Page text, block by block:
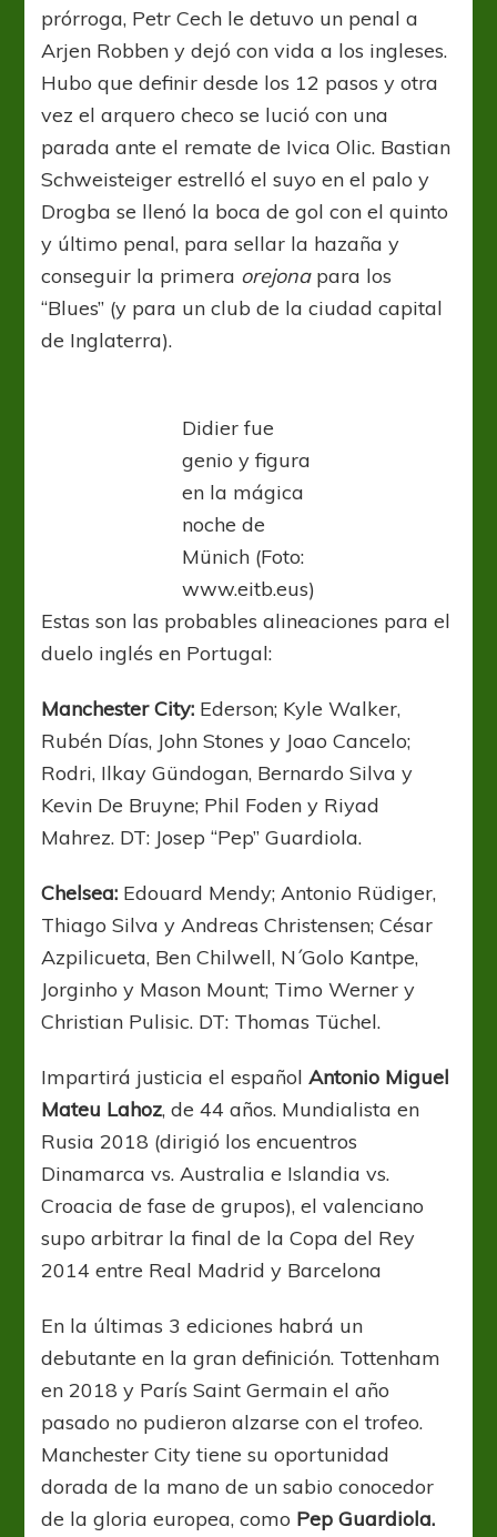
prórroga, Petr Cech le detuvo un penal a
Arjen Robben y dejó con vida a los ingleses.
Hubo que definir desde los 12 pasos y otra
vez el arquero checo se lució con una
parada ante el remate de Ivica Olic. Bastian
Schweisteiger estrelló el suyo en el palo y
Drogba se llenó la boca de gol con el quinto
y último penal, para sellar la hazaña y
conseguir la primera orejonapara los
“Blues” (y para un club de la ciudad capital
de Inglaterra).
Didier fue
genio y figura
en la mágica
noche de
Münich (Foto:
www.eitb.eus)
Estas son las probables alineaciones para el
duelo inglés en Portugal:
Manchester City: Ederson; Kyle Walker,
Rubén Días, John Stones y Joao Cancelo;
Rodri, Ilkay Gündogan, Bernardo Silva y
Kevin De Bruyne; Phil Foden y Riyad
Mahrez. DT: Josep “Pep” Guardiola.
Chelsea: Edouard Mendy; Antonio Rüdiger,
Thiago Silva y Andreas Christensen; César
Azpilicueta, Ben Chilwell, N´Golo Kantpe,
Jorginho y Mason Mount; Timo Werner y
Christian Pulisic. DT: Thomas Tüchel.
Impartirá justicia el españolAntonio Miguel
Mateu Lahoz, de 44 años. Mundialista en
Rusia 2018 (dirigió los encuentros
Dinamarca vs. Australia e Islandia vs.
Croacia de fase de grupos), el valenciano
supo arbitrar la final de la Copa del Rey
2014 entre Real Madrid y Barcelona
En la últimas 3 ediciones habrá un
debutante en la gran definición. Tottenham
en 2018 y París Saint Germain el año
pasado no pudieron alzarse con el trofeo.
Manchester City tiene su oportunidad
dorada de la mano de un sabio conocedor
de la gloria europea, como Pep Guardiola.